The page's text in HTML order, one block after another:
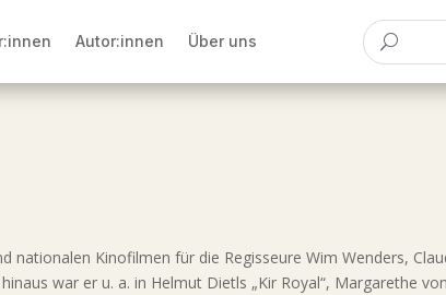
Autor:innen Über uns
nationalen Kinofilmen für die Regisseure Wim Wenders,
war er u. a. in Helmut Dietls „Kir Royal“, Margarethe